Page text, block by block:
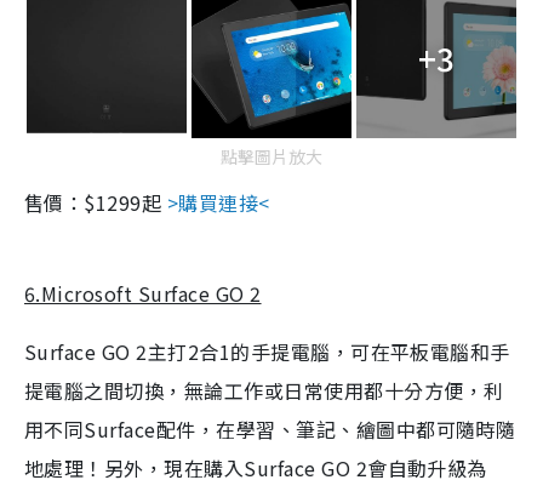
+3
點擊圖片放大
售價：$1299起 >購買連接<
6.Microsoft Surface GO 2
Surface GO 2主打2合1的手提電腦，可在平板電腦和手
提電腦之間切換，無論工作或日常使用都十分方便，利
用不同Surface配件，在學習、筆記、繪圖中都可隨時隨
地處理！另外，現在購入Surface GO 2會自動升級為